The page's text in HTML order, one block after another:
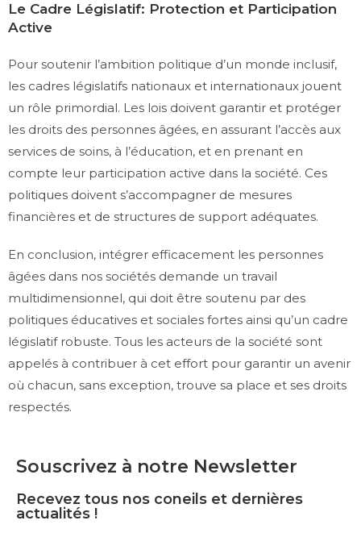
Le Cadre Législatif: Protection et Participation
Active
Pour soutenir l’ambition politique d’un monde inclusif,
les cadres législatifs nationaux et internationaux jouent
un rôle primordial. Les lois doivent garantir et protéger
les droits des personnes âgées, en assurant l’accès aux
services de soins, à l’éducation, et en prenant en
compte leur participation active dans la société. Ces
politiques doivent s’accompagner de mesures
financières et de structures de support adéquates.
En conclusion, intégrer efficacement les personnes
âgées dans nos sociétés demande un travail
multidimensionnel, qui doit être soutenu par des
politiques éducatives et sociales fortes ainsi qu’un cadre
législatif robuste. Tous les acteurs de la société sont
appelés à contribuer à cet effort pour garantir un avenir
où chacun, sans exception, trouve sa place et ses droits
respectés.
Souscrivez à notre Newsletter
Recevez tous nos coneils et dernières
actualités !